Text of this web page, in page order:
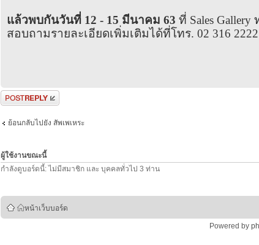
แล้วพบกันวันที่ 12 - 15 มีนาคม 63 ที่ Sales
สอบถามรายละเอียดเพิ่มเติมได้ที่โทร. 02 316
ตอบกระทู้
ย้อนกลับไปยัง สัพเพเหระ
ผู้ใช้งานขณะนี้
กำลังดูบอร์ดนี้: ไม่มีสมาชิก และ บุคคลทั่วไป 3 ท่าน
หน้าเว็บบอร์ด
Powered by